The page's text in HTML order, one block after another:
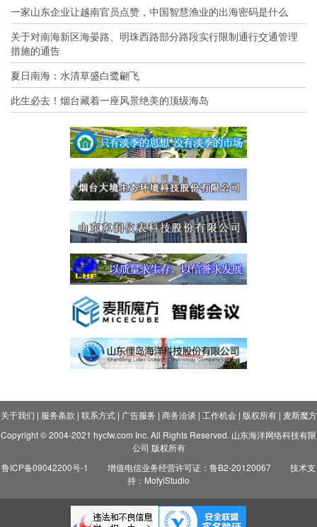
一家山东企业让越南官员点赞，中国智慧渔业的出海密码是什么
关于对南海新区海晏路、明珠西路部分路段实行限制通行交通管理
措施的通告
夏日南海：水清草盛白鹭翩飞
此生必去！烟台藏着一座风景绝美的顶级海岛
关于我们 | 服务条款 | 联系方式| 广告服务 | 商务洽谈 | 工作机会| 版权所有| 麦斯魔方
Copyright © 2004-2021 hycfw.com Inc. All Rights Reserved. 山东海洋网络科技有限
公司 版权所有
鲁ICP备09042200号-1
增值电信业务经营许可证：鲁B2-20120067
技术支
持：MofyiStudio